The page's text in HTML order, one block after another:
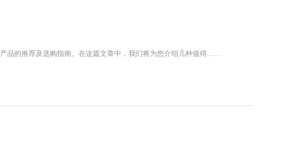
品的推荐及选购指南。在这篇文章中，我们将为您介绍几种值得……